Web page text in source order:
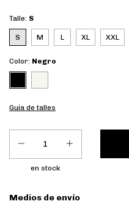
Talle: S
S M L XL XXL
Color: Negro
Guía de talles
en stock
Entregas para el CP:
Medios de envío